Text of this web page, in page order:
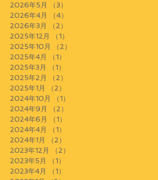
2026年5月 （3）
2026年4月
（4）
2026年3月
（2）
2025年12月
（1）
2025年10月
（2）
2025年4月
（1）
2025年3月
（1）
2025年2月
（2）
2025年1月
（2）
2024年10月
（1）
2024年9月
（2）
2024年6月
（1）
2024年4月
（1）
2024年1月
（2）
2023年12月
（2）
2023年5月
（1）
2023年4月
（1）